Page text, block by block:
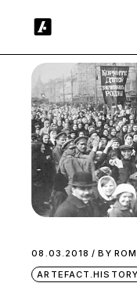
08.03.2018 BY
ARTEFACT.HISTORY